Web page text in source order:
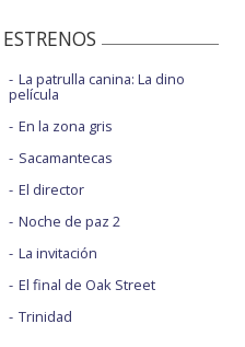
La patrulla canina: La dino
película
En la zona gris
Sacamantecas
El director
Noche de paz 2
La invitación
El final de Oak Street
Trinidad